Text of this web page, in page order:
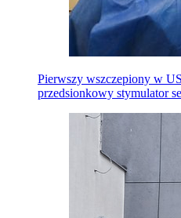
Pierwszy wszczepiony w
przedsionkowy stymulator